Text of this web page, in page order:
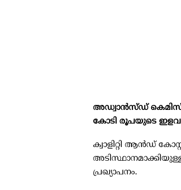
അഡ്വാന്‍സ്ഡ്
കോടി രൂപയുടെ
ക്വാളിറ്റി ആന്‍ഡ്
പ്രഖ്യാപനം.